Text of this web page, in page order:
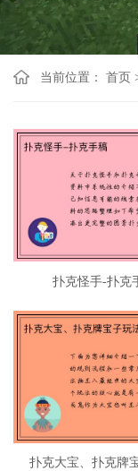
当前位置： 首页
扑克怪手-扑克
扑克大宝、扑克牌